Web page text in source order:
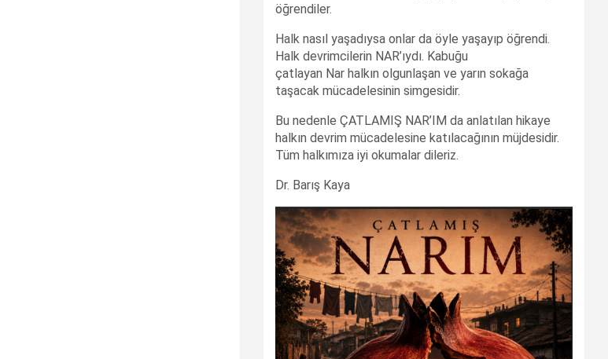
öğrendiler.
Halk nasıl yaşadıysa onlar da öyle yaşayıp öğrendi.
Halk devrimcilerin NAR’ıydı. Kabuğu
çatlayan Nar halkın olgunlaşan ve yarın sokağa
taşacak mücadelesinin simgesidir.
Bu nedenle ÇATLAMIŞ NAR’IM da anlatılan hikaye
halkın devrim mücadelesine katılacağının müjdesidir.
Tüm halkımıza iyi okumalar dileriz.
Dr. Barış Kaya